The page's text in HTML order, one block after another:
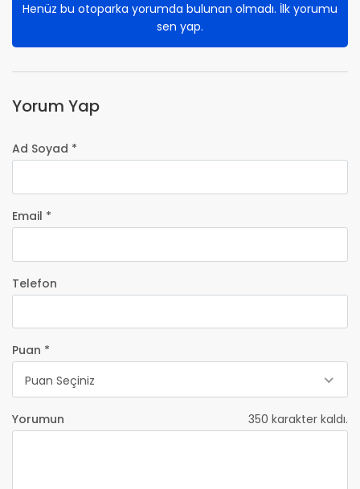
Henüz bu otoparka yorumda bulunan olmadı. İlk yorumu
sen yap.
Yorum Yap
Ad Soyad *
Email *
Telefon
Puan *
Puan Seçiniz
Yorumun 350 karakter kaldı.